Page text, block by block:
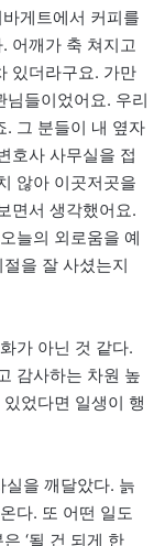
게트에서 커피를
어깨가 축 쳐지고
있더라구요. 가만
들이었어요. 우리
. 그 분들이 내 옆자
호사 사무실을 접
않아 이곳저곳을
면서 생각했어요.
늘의 외로움을 예
을 잘 사셨는지
가 아닌 것 같다.
감사하는 차원 높
었다면 일생이 행
실을 깨달았다. 늙
다. 또 어떤 일도
‘될 건 되게 한